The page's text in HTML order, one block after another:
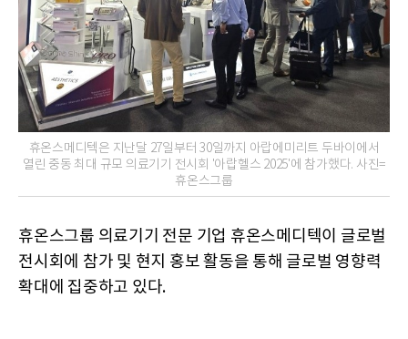
휴온스메디텍은 지난달 27일부터 30일까지 아랍에미리트 두바이에서
열린 중동 최대 규모 의료기기 전시회 '아랍헬스 2025'에 참가했다. 사진=
휴온스그룹
휴온스그룹 의료기기 전문 기업 휴온스메디텍이 글로벌
전시회에 참가 및 현지 홍보 활동을 통해 글로벌 영향력
확대에 집중하고 있다.